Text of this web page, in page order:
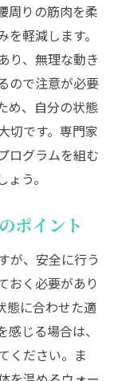
周りの筋肉を柔
軽減します。
り、無理な動き
ので注意が必要
め、自分の状態
切です。専門家
ログラムを組む
う。
ポイント
が、安全に行う
おく必要があり
態に合わせた適
じる場合は、
ください。ま